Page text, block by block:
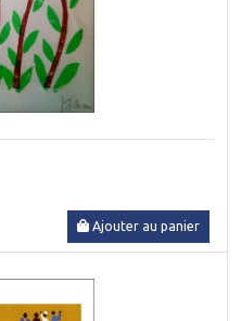
Ajouter au panier